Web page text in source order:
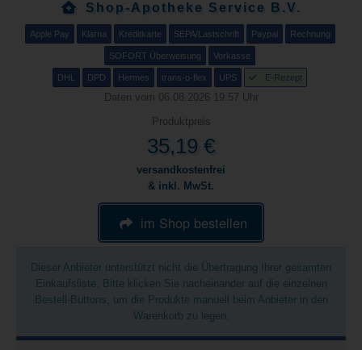
Shop-Apotheke Service B.V.
Apple Pay Klarna Kreditkarte SEPA/Lastschrift Paypal Rechnung
SOFORT Überweisung Vorkasse
DHL DPD Hermes trans-o-flex UPS E-Rezept
Daten vom 06.08.2026 19:57 Uhr
Produktpreis
35,19 €
versandkostenfrei
& inkl. MwSt.
im Shop bestellen
Dieser Anbieter unterstützt nicht die Übertragung Ihrer gesamten
Einkaufsliste. Bitte klicken Sie nacheinander auf die einzelnen
Bestell-Buttons, um die Produkte manuell beim Anbieter in den
Warenkorb zu legen.